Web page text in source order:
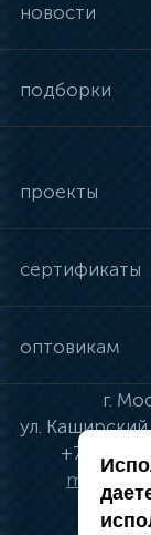
новости
подборки
проекты
сертификаты
оптовикам
г.
ул. Каширский
+7 (495)